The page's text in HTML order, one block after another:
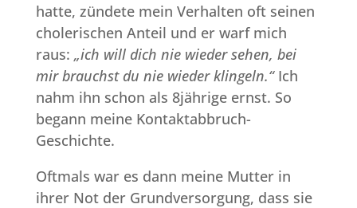
hatte, zündete mein Verhalten oft seinen
cholerischen Anteil und er warf mich
raus: „ich will dich nie wieder sehen, bei
mir brauchst du nie wieder klingeln.“Ich
nahm ihn schon als 8jährige ernst. So
begann meine Kontaktabbruch-
Geschichte.
Oftmals war es dann meine Mutter in
ihrer Not der Grundversorgung, dass sie